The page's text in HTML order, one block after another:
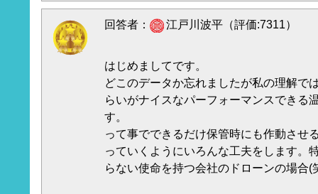
回答者： 江戸川波平（評価:7311）
はじめましてです。
どこのデータか忘れましたが私の理解で
らいがナイスなパーフォーマンスできる
す。
って事でできるだけ保管時にも作動させ
っていくようにいろんな工夫をします。
らない使命を持つ会社のドローンの場合(